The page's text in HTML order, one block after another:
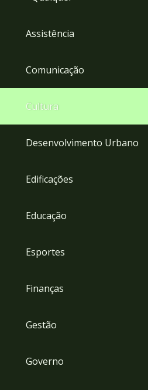
Assistência
Comunicação
Cultura
Desenvolvimento Urbano
Edificações
Educação
Esportes
Finanças
Gestão
Governo